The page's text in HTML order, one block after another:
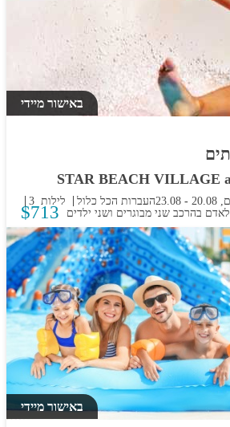
-
23.08 3 לילות הכל כלול העברות
באישור מיידי
$713 בהרכב שני מבוגרים ושני ילדים
באישור מיידי